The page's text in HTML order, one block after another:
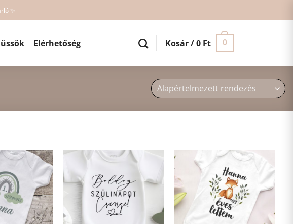
✨
Elérhetőség Kosár /0 Ft 0